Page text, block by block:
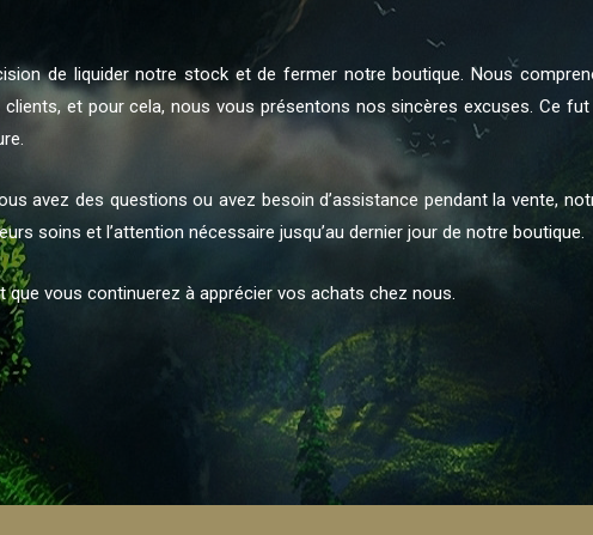
de liquider notre stock et de fermer notre boutique. Nous
et pour cela, nous vous présentons nos sincères excuses. Ce
avez des questions ou avez besoin d’assistance pendant la vente,
soins et l’attention nécessaire jusqu’au dernier jour de notre boutique.
vous continuerez à apprécier vos achats chez nous.